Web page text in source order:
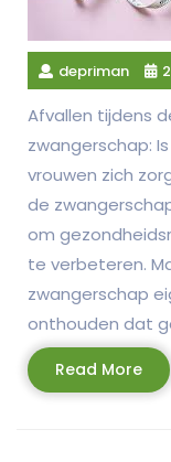
depriman
Afvallen tijdens
zwangerschap:
vrouwen zich
de
om
te verbeteren.
zwangerschap
onthouden dat
Read MoreRead
More